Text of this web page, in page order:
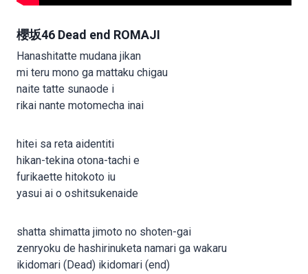
櫻坂46 Dead end ROMAJI
Hanashitatte mudana jikan
mi teru mono ga mattaku chigau
naite tatte sunaode i
rikai nante motomecha inai
hitei sa reta aidentiti
hikan-tekina otona-tachi e
furikaette hitokoto iu
yasui ai o oshitsukenaide
shatta shimatta jimoto no shoten-gai
zenryoku de hashirinuketa namari ga wakaru
ikidomari (Dead) ikidomari (end)